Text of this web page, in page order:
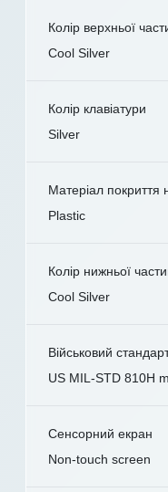
Колір верхньої
Cool Silver
Колір клавіатури
Silver
Матеріал покриття
Plastic
Колір нижньої
Cool Silver
Військовий
US MIL-STD 810H
Сенсорний екран
Non-touch screen